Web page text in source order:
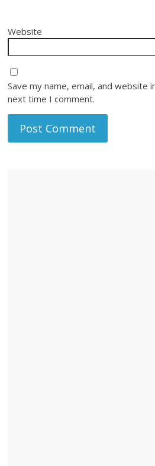
Website
Save my name, email, and website
next time I comment.